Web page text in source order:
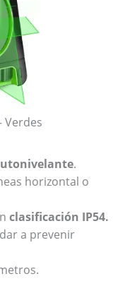
Verdes
.
horizontal o
clasificación IP54.
a prevenir